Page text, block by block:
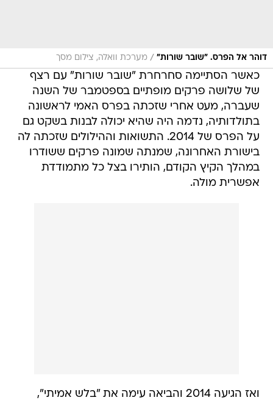
דוהר אל הפרס. "שובר שורות" / מערכת וואלה, צילום מסך
כאשר הסתיימה סחרחרת "שובר שורות" עם רצף
של שלושה פרקים מופתיים בספטמבר של השנה
שעברה, מעט אחרי שזכתה בפרס האמי לראשונה
בתולדותיה, נדמה היה שהיא יכולה לבנות בשקט גם
על הפרס של 2014. התשואות וההילולים שזכתה לה
בישורת האחרונה, שמנתה שמונה פרקים ששודרו
במהלך הקיץ הקודם, הותירו בצל כל מתמודדת
אפשרית מולה.
ואז הגיעה 2014 והביאה עימה את "בלש אמיתי",